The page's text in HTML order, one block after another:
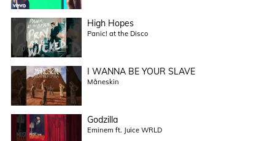
High Hopes
Panic! at the Disco
I WANNA BE YOUR SLAVE
Måneskin
Godzilla
Eminem ft. Juice WRLD